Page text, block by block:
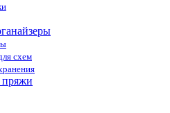
схем
пряжи